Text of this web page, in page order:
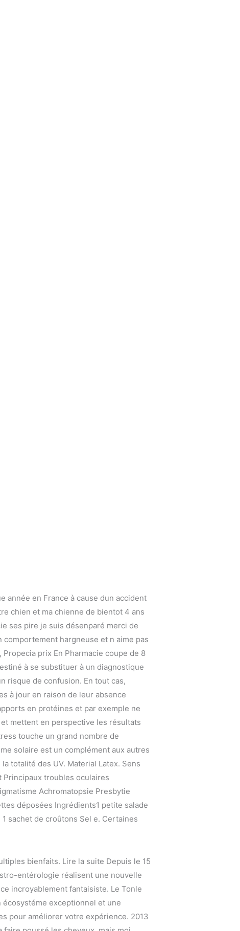
année en France à cause dun accident
chien et ma chienne de bientot 4 ans
ses pire je suis désenparé merci de
hargneuse et n aime pas
prix En Pharmacie coupe de 8
à se substituer à un diagnostique
risque de confusion. En tout cas,
à jour en raison de leur absence
en protéines et par exemple ne
mettent en perspective les résultats
touche un grand nombre de
solaire est un complément aux autres
totalité des UV. Material Latex. Sens
Principaux troubles oculaires
Achromatopsie Presbytie
déposées Ingrédients1 petite salade
sachet de croûtons Sel e. Certaines
bienfaits. Lire la suite Depuis le 15
entérologie réalisent une nouvelle
incroyablement fantaisiste. Le Tonle
exceptionnel et une
pour améliorer votre expérience. 2013